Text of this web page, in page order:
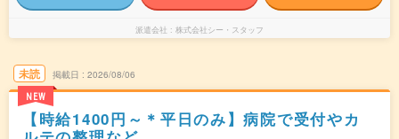
派遣会社 株式会社シー・スタッフ
未読
NEW
掲載日 2026/08/06
【時給1400円～＊平日のみ】病院で受付やカ